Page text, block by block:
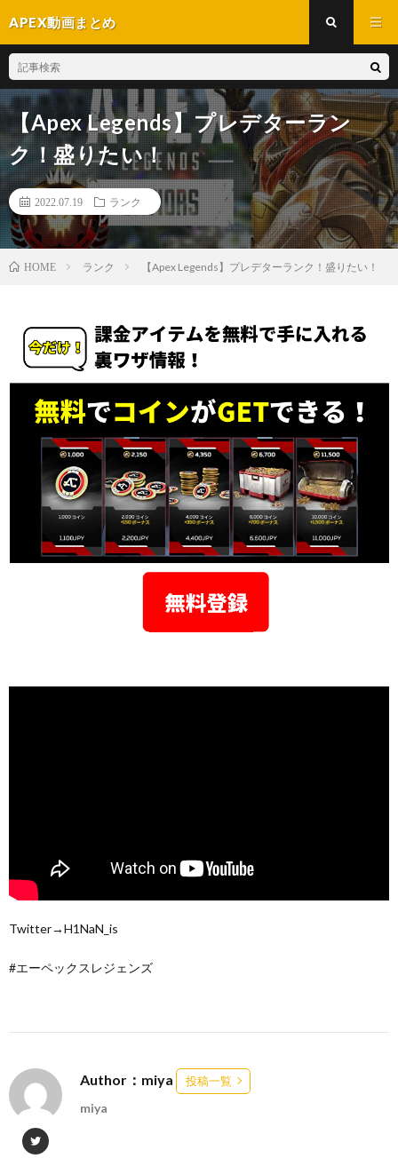
APEX動画まとめ
【Apex Legends】プレデターラン
ク！盛りたい！
2022.07.19 ランク
HOME ランク 【Apex Legends】プレデターランク！盛りたい！
Twitter→H1NaN_is
#エーペックスレジェンズ
Author：miya 投稿一覧
miya